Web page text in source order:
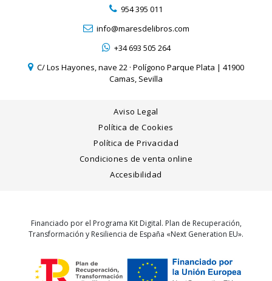
954 395 011
info@maresdelibros.com
+34 693 505 264
C/ Los Hayones, nave 22 · Polígono Parque Plata | 41900
Camas, Sevilla
Aviso Legal
Política de Cookies
Política de Privacidad
Condiciones de venta online
Accesibilidad
Financiado por el Programa Kit Digital. Plan de Recuperación,
Transformación y Resiliencia de España «Next Generation EU».